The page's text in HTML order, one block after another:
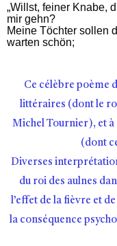
„Willst, feiner Knabe,
mir gehn?
Meine Töchter sollen
warten schön;
Ce célèbre poème
littéraires (dont le
Michel Tournier), et à
(dont
Diverses
du roi des aulnes
l’effet de la fièvre et
la conséquence